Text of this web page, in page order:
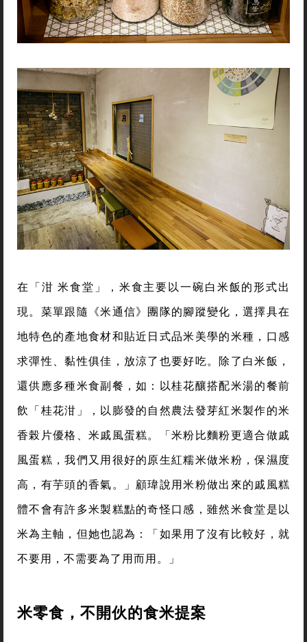
在「泔 米食堂」，米食主要以一碗白米飯的形式出
現。菜單跟隨《米通信》團隊的腳蹤變化，選擇具在
地特色的產地食材和貼近日式品米美學的米種，口感
求彈性、黏性俱佳，放涼了也要好吃。除了白米飯，
還供應多種米食副餐，如：以桂花釀搭配米湯的餐前
飲「桂花泔」，以膨發的自然農法發芽紅米製作的米
香榖片優格、米戚風蛋糕。「米粉比麵粉更適合做戚
風蛋糕，我們又用很好的原生紅糯米做米粉，保濕度
高，有芋頭的香氣。」顧瑋說用米粉做出來的戚風糕
體不會有許多米製糕點的奇怪口感，雖然米食堂是以
米為主軸，但她也認為：「如果用了沒有比較好，就
不要用，不需要為了用而用。」
米零食，不開伙的食米提案